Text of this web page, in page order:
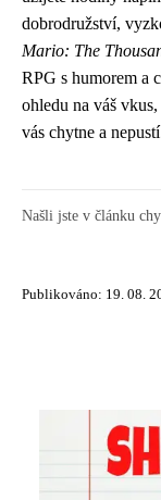
dobrodružství,
Mario: The
RPG s humorem a
ohledu na váš
vás chytne a
Našli jste v článku
Publikováno: 19. 08.